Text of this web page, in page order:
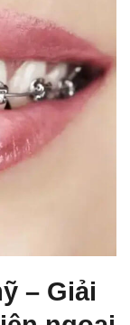
– Giải